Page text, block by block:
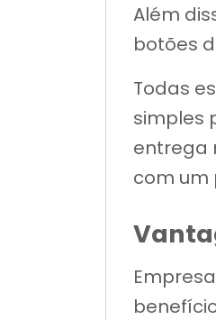
Além
botões
Todas
simples
entrega
com um